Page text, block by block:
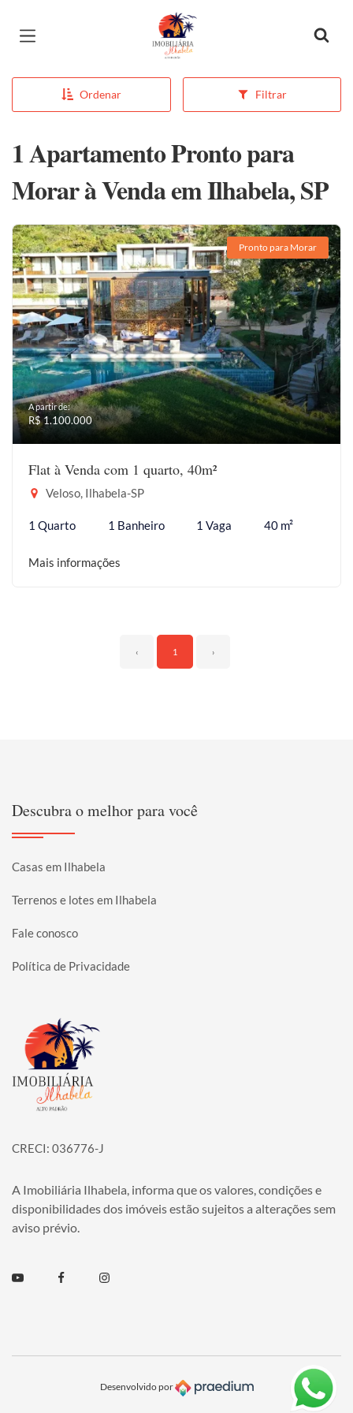
Página inicial
Ordenar Filtrar
1 Apartamento Pronto para
Morar à Venda em Ilhabela, SP
Pronto para Morar
A partir de:
R$ 1.100.000
Flat à Venda com 1 quarto, 40m²
Veloso, Ilhabela-SP
1 Quarto 1 Banheiro 1 Vaga 40 m²
Mais informações
‹ 1 ›
Descubra o melhor para você
Casas em Ilhabela
Terrenos e lotes em Ilhabela
Fale conosco
Política de Privacidade
Página inicial
CRECI: 036776-J
A Imobiliária Ilhabela, informa que os valores, condições e
disponibilidades dos imóveis estão sujeitos a alterações sem
aviso prévio.
Youtube FacebookInstagram
Desenvolvido por